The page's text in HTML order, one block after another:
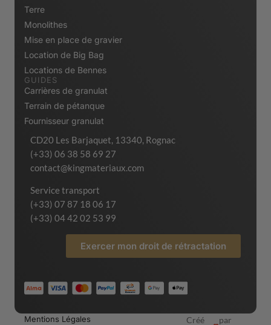
Terre
Monolithes
Mise en place de gravier
Location de Big Bag
Locations de Bennes
GUIDES
Carrières de granulat
Terrain de pétanque
Fournisseur granulat
CD20 Les Barjaquet, 13340, Rognac
(+33) 06 38 58 69 27
contact@kingmateriaux.com
Service transport
(+33) 07 87 18 06 17
(+33) 04 42 02 53 99
Exercer mon droit de rétractation
Mentions Légales Créé par